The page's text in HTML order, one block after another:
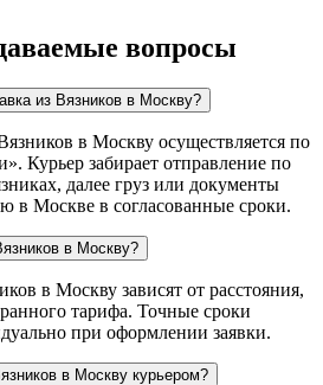
вопросы
из Вязников в Москву?
в Москву осуществляется по
Курьер забирает отправление по
далее груз или документы
в Москве в согласованные сроки.
в Москву?
в Москву зависят от расстояния,
тарифа. Точные сроки
при оформлении заявки.
в Москву курьером?